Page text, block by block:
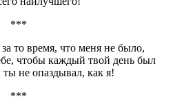
***
то время, что меня не было,
чтобы каждый твой день был
не опаздывал, как я!
***